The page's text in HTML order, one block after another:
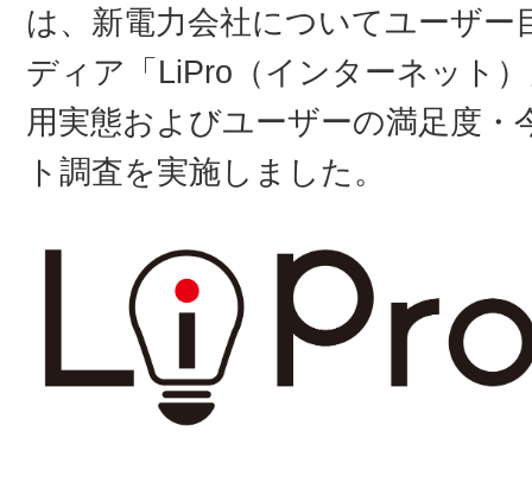
は、新電力会社についてユーザ
ディア「LiPro（インターネット
用実態およびユーザーの満足度
ト調査を実施しました。